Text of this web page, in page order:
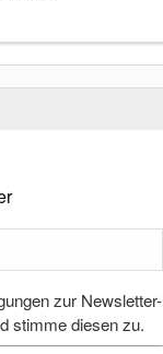
zur Newsletter-
stimme diesen zu.